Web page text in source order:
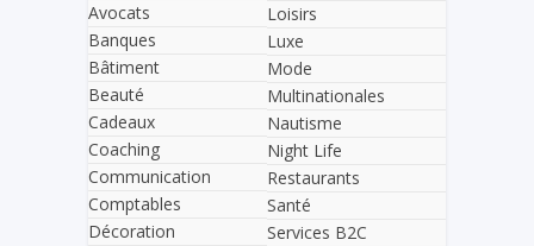
Avocats
Banques
Bâtiment
Beauté
Cadeaux
Coaching
Communication
Comptables
Décoration
Loisirs
Luxe
Mode
Multinationales
Nautisme
Night Life
Restaurants
Santé
Services B2C